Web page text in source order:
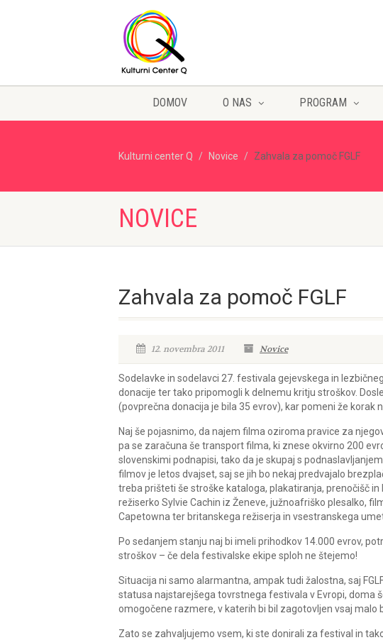
DOMOV O NAS PROGRAM
Kulturni center Q Novice Zahvala za pomoč FGLF
NOVICE
Zahvala za pomoč FGLF
12. novembra 2011 Novice
Sodelavke in sodelavci 27. festivala gejevskega in
donacije ter tako pripomogli k delnemu kritju stroškov.
(povprečna donacija je bila 35 evrov), kar pomeni že korak
Naj še pojasnimo, da najem filma oziroma pravice za
pa se zaračuna še transport filma, ki znese okvirno 200
slovenskimi podnapisi, tako da je skupaj s
filmov je letos dvajset, saj se jih bo nekaj predvajalo
treba prišteti še stroške kataloga, plakatiranja, prenočišč
režiserko Sylvie Cachin iz Ženeve, južnoafriško plesalko,
Capetowna ter britanskega režiserja in vsestranskega
Po sedanjem stanju naj bi imeli prihodkov 14.000 evrov,
stroškov – če dela festivalske ekipe sploh ne štejemo!
Situacija ni samo alarmantna, ampak tudi žalostna, saj
statusa najstarejšega tovrstnega festivala v Evropi, doma
omogočene razmere, v katerih bi bil zagotovljen vsaj malo
Zato se zahvaljujemo vsem, ki ste donirali za festival in